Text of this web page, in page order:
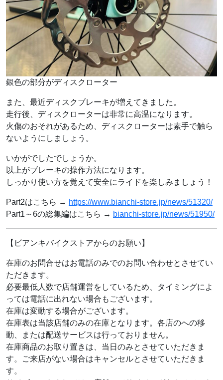
銀色の部分がディスクローター
また、最近ディスクブレーキが増えてきました。
走行後、ディスクローターは非常に高温になります。
火傷のおそれがあるため、ディスクローターは素手で触ら
ないようにしましょう。
いかがでしたでしょうか。
以上がブレーキの操作方法になります。
しっかり使い方を覚えて安全にライドを楽しみましょう！
Part2はこちら → https://www.bianchi-store.jp/news/51320/
Part1～6の総集編はこちら → bianchi-store.jp/news/51950/
【ビアンキバイクストアからのお願い】
在庫のお問合せはお電話のみでのお問い合わせとさせてい
ただきます。
必要最低人数で店舗運営をしているため、タイミングによ
っては電話に出れない場合もございます。
在庫は変動する場合がございます。
在庫表は当該店舗のみの在庫となります。各店のへの移
動、または配送サービスは行っておりません。
在庫商品のお取り置きは、当日のみとさせていただきま
す。ご来店がない場合はキャンセルとさせていただきま
す。